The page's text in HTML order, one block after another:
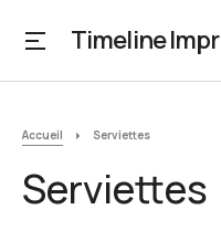
Timeline
Accueil Serviettes
Serviettes